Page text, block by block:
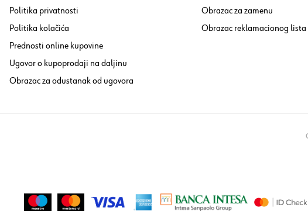
Politika privatnosti
Politika kolačića
Prednosti online kupovine
Ugovor o kupoprodaji na daljinu
Obrazac za odustanak od ugovora
Obrazac za zamenu
Obrazac reklamacionog lista